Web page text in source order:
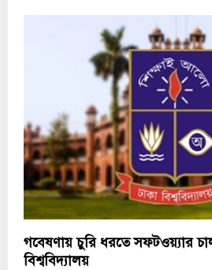
গবেষণায় চুরি ধরতে সফটওয়্যার
বিশ্ববিদ্যালয়